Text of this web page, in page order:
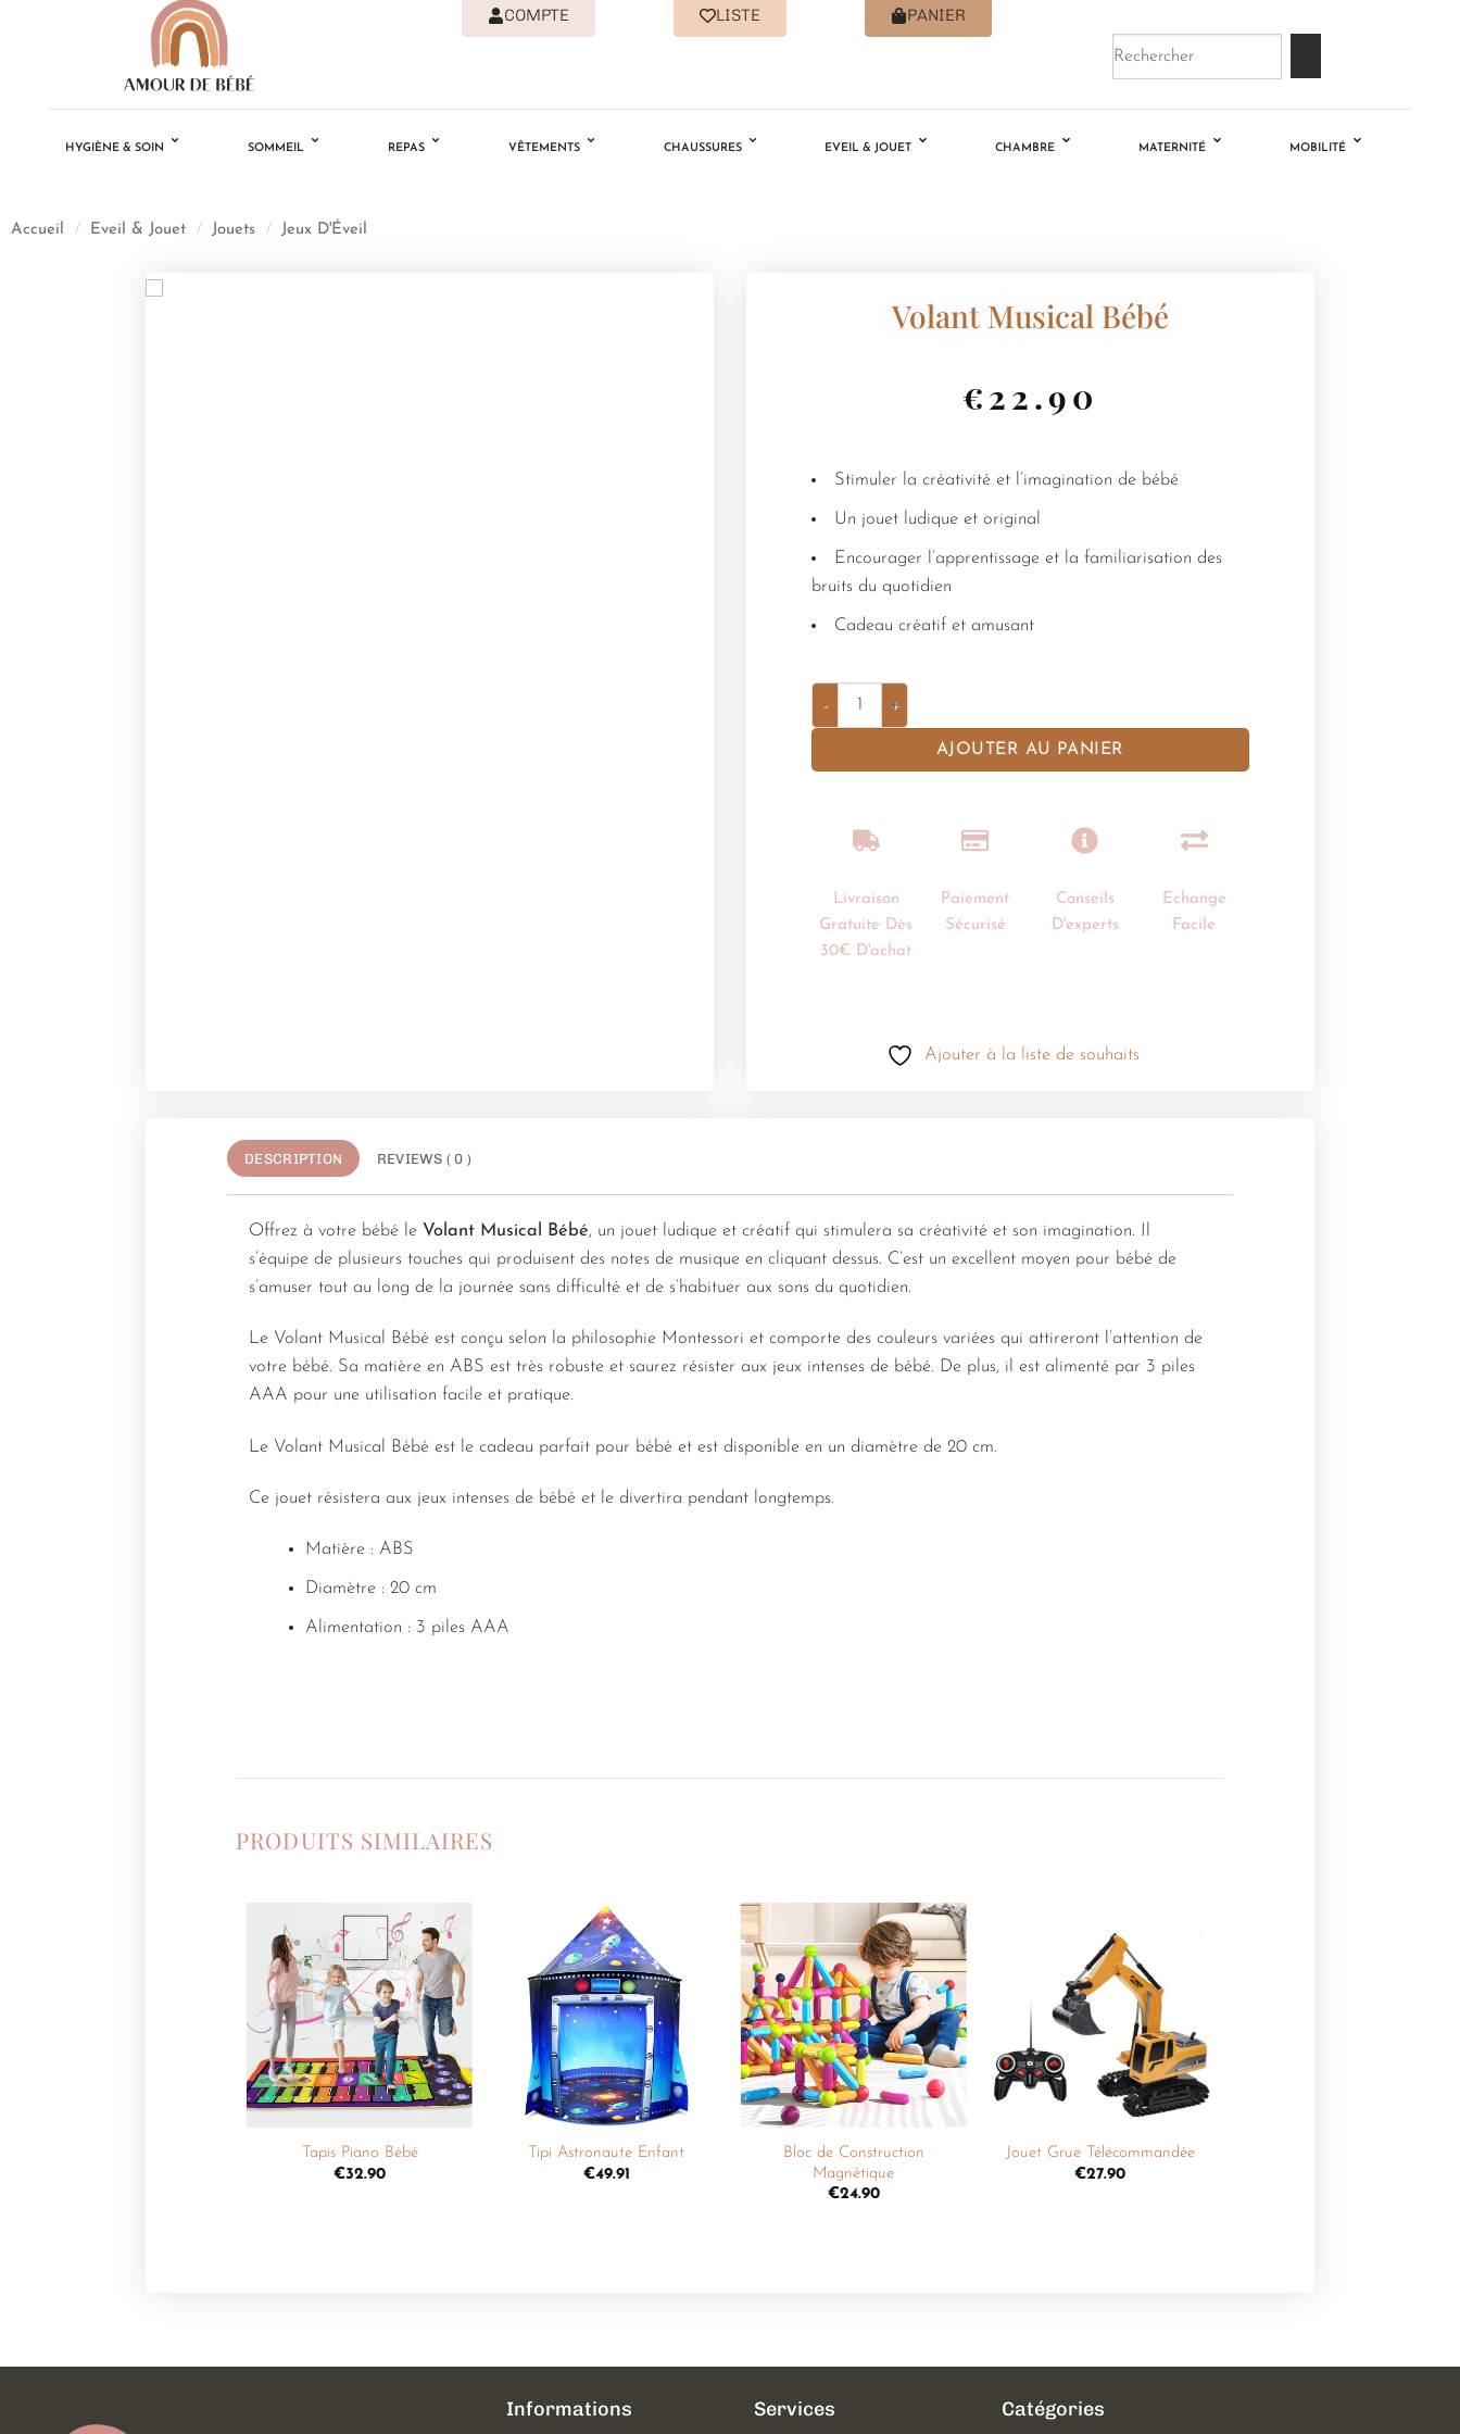
COMPTE LISTE PANIER
HYGIÈNE & SOIN SOMMEIL REPAS VÊTEMENTS CHAUSSURES EVEIL & JOUET CHAMBRE MATERNITÉ MOBILITÉ
Accueil / Eveil & Jouet / Jouets / Jeux D'Éveil
Volant Musical Bébé
€22.90
Stimuler la créativité et l’imagination de bébé
Un jouet ludique et original
Encourager l’apprentissage et la familiarisation des
bruits du quotidien
Cadeau créatif et amusant
AJOUTER AU PANIER
Livraison
Gratuite Dès
30€ D'achat
Paiement
Sécurisé
Conseils
D'experts
Echange
Facile
Ajouter à la liste de souhaits
DESCRIPTION REVIEWS ( 0 )
Offrez à votre bébé le Volant Musical Bébé, un jouet ludique et créatif qui stimulera sa créativité et son imagination. Il
s’équipe de plusieurs touches qui produisent des notes de musique en cliquant dessus. C’est un excellent moyen pour bébé de
s’amuser tout au long de la journée sans difficulté et de s’habituer aux sons du quotidien.
Le Volant Musical Bébé est conçu selon la philosophie Montessori et comporte des couleurs variées qui attireront l’attention de
votre bébé. Sa matière en ABS est très robuste et saurez résister aux jeux intenses de bébé. De plus, il est alimenté par 3 piles
AAA pour une utilisation facile et pratique.
Le Volant Musical Bébé est le cadeau parfait pour bébé et est disponible en un diamètre de 20 cm.
Ce jouet résistera aux jeux intenses de bébé et le divertira pendant longtemps.
Matière : ABS
Diamètre : 20 cm
Alimentation : 3 piles AAA
PRODUITS SIMILAIRES
Ajouter
à la
liste de
souhaits
+
Tapis Piano Bébé
€32.90
Ajouter
à la
liste de
souhaits
+
Tipi Astronaute Enfant
€49.91
Ajouter
à la
liste de
souhaits
+
Bloc de Construction
Magnétique
€24.90
liste de
souhaits
Jouet Grue Télécommandée
€27.90
Informations Services Catégories